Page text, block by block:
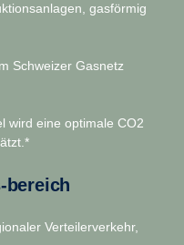
gasförmig
Schweizer Gasnetz
wird eine optimale CO2
bereich
Verteilerverkehr,